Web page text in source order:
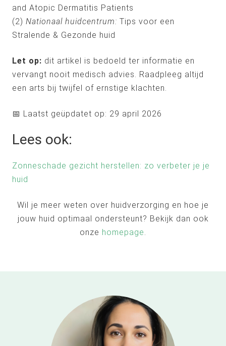
and Atopic Dermatitis Patients
(2) Nationaal huidcentrum: Tips voor een
Stralende & Gezonde huid
Let op: dit artikel is bedoeld ter informatie en
vervangt nooit medisch advies. Raadpleeg altijd
een arts bij twijfel of ernstige klachten.
📅 Laatst geüpdatet op: 29 april 2026
Lees ook:
Zonneschade gezicht herstellen: zo verbeter je je
huid
Wil je meer weten over huidverzorging en hoe je
jouw huid optimaal ondersteunt? Bekijk dan ook
onze homepage.